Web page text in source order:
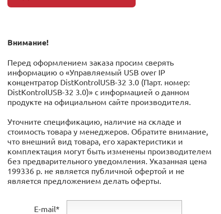
Внимание!
Перед оформлением заказа просим сверять
информацию о «Управляемый USB over IP
концентратор DistKontrolUSB-32 3.0 (Парт. номер:
DistKontrolUSB-32 3.0)» с информацией o данном
продукте на официальном сайте производителя.
Уточните спецификацию, наличие на складе и
стоимость товара у менеджеров. Обратите внимание,
что внешний вид товара, его характеристики и
комплектация могут быть изменены производителем
без предварительного уведомления. Указанная цена
199336 р. не является публичной офертой и не
является предложением делать оферты.
E-mail*